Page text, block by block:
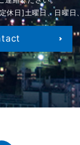
休日]土曜日、日曜日